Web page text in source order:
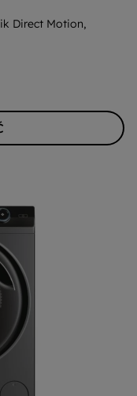
Direct Motion,